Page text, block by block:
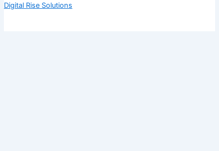
Digital Rise Solutions